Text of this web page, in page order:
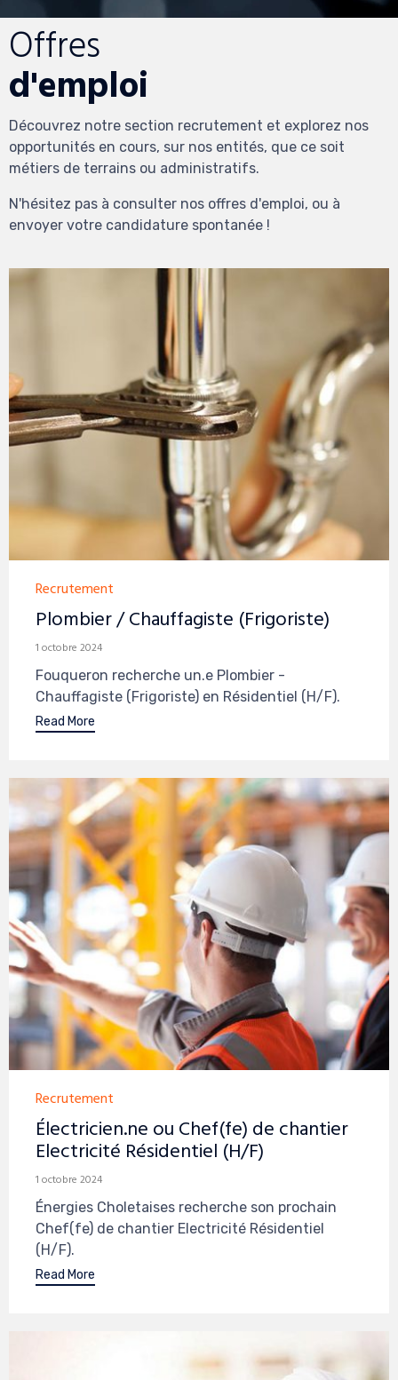
Offres
d'emploi
Découvrez notre section recrutement et explorez nos
opportunités en cours, sur nos entités, que ce soit
métiers de terrains ou administratifs.
N'hésitez pas à consulter nos offres d'emploi, ou à
envoyer votre candidature spontanée !
Category
Recrutement
Plombier / Chauffagiste (Frigoriste)
1 octobre 2024
Fouqueron recherche un.e Plombier -
Chauffagiste (Frigoriste) en Résidentiel (H/F).
Read More
Category
Recrutement
Électricien.ne ou Chef(fe) de chantier
Electricité Résidentiel (H/F)
1 octobre 2024
Énergies Choletaises recherche son prochain
Chef(fe) de chantier Electricité Résidentiel
(H/F).
Read More